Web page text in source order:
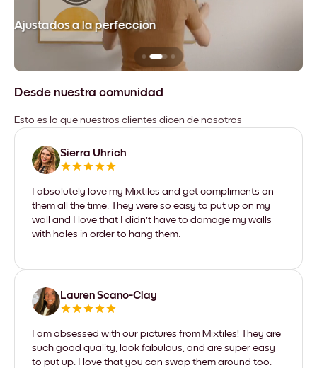
Ajustados a la perfección
Desde nuestra comunidad
Esto es lo que nuestros clientes dicen de nosotros
Sierra Uhrich
I absolutely love my Mixtiles and get compliments on
them all the time. They were so easy to put up on my
wall and I love that I didn't have to damage my walls
with holes in order to hang them.
Lauren Scano-Clay
I am obsessed with our pictures from Mixtiles! They are
such good quality, look fabulous, and are super easy
to put up. I love that you can swap them around too.